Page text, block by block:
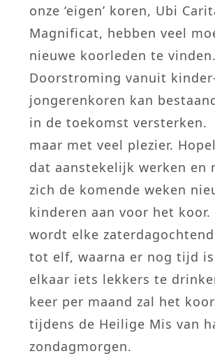
onze ‘eigen’ koren, Ubi
Magnificat, hebben veel
nieuwe koorleden te vinden.
Doorstroming vanuit
jongerenkoren kan
in de toekomst versterken.
maar met veel plezier.
dat aanstekelijk werken en
zich de komende weken
kinderen aan voor het koor.
wordt elke
tot elf, waarna er nog tijd
elkaar iets lekkers te
keer per maand zal het
tijdens de Heilige Mis van
zondagmorgen.